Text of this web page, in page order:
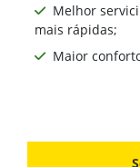
Melhor
mais rápidas;
Maior